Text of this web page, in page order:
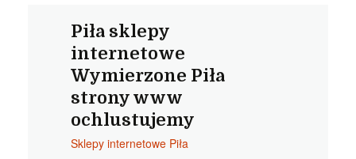
Piła sklepy
internetowe
Wymierzone Piła
strony www
ochlustujemy
Sklepy internetowe Piła